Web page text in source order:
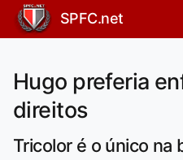
SPFC.net
Hugo preferia
direitos
Tricolor é o único na